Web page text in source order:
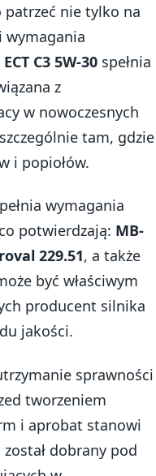
nie tylko na
wymagania
C3 5W-30 spełnia
z
w nowoczesnych
tam, gdzie
i popiołów.
wymagania
potwierdzają: MB-
229.51, a także
być właściwym
producent silnika
jakości.
sprawności
tworzeniem
i aprobat stanowi
dobrany pod